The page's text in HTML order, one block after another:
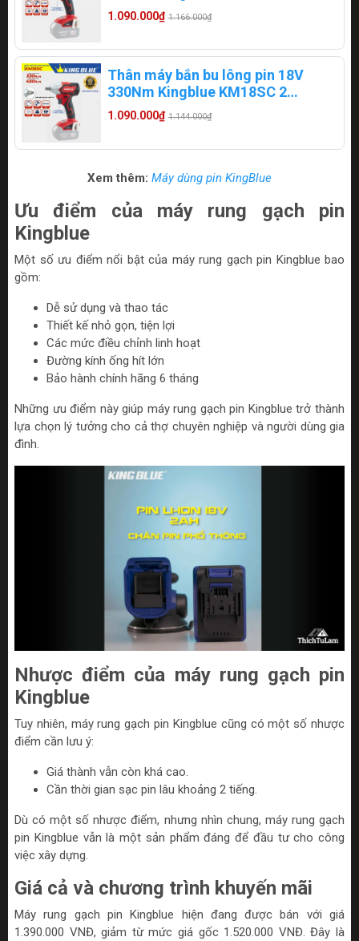
(Chân Makita)
1.090.000₫ 1.166.000₫
Thân máy bắn bu lông pin 18V
330Nm Kingblue KM18SC 2
trong 1 (Chân pin Makita)
1.090.000₫ 1.144.000₫
Xem thêm: Máy dùng pin KingBlue
Ưu điểm của máy rung gạch pin
Kingblue
Một số ưu điểm nổi bật của máy rung gạch pin Kingblue bao
gồm:
Dễ sử dụng và thao tác
Thiết kế nhỏ gọn, tiện lợi
Các mức điều chỉnh linh hoạt
Đường kính ống hít lớn
Bảo hành chính hãng 6 tháng
Những ưu điểm này giúp máy rung gạch pin Kingblue trở thành
lựa chọn lý tưởng cho cả thợ chuyên nghiệp và người dùng gia
đình.
Nhược điểm của máy rung gạch pin
Kingblue
Tuy nhiên, máy rung gạch pin Kingblue cũng có một số nhược
điểm cần lưu ý:
Giá thành vẫn còn khá cao.
Cần thời gian sạc pin lâu khoảng 2 tiếng.
Dù có một số nhược điểm, nhưng nhìn chung, máy rung gạch
pin Kingblue vẫn là một sản phẩm đáng để đầu tư cho công
việc xây dựng.
Giá cả và chương trình khuyến mãi
Máy rung gạch pin Kingblue hiện đang được bán với giá
1.390.000 VNĐ, giảm từ mức giá gốc 1.520.000 VNĐ. Đây là